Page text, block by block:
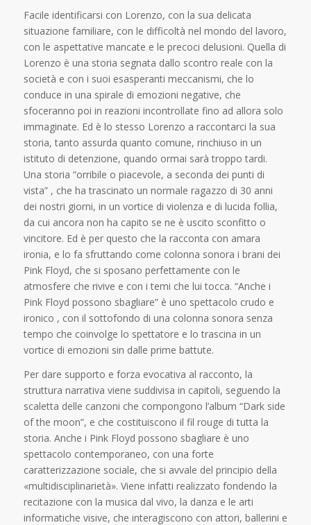
Facile identificarsi con Lorenzo, con la sua delicata
situazione familiare, con le difficoltà nel mondo del lavoro,
con le aspettative mancate e le precoci delusioni. Quella di
Lorenzo è una storia segnata dallo scontro reale con la
società e con i suoi esasperanti meccanismi, che lo
conduce in una spirale di emozioni negative, che
sfoceranno poi in reazioni incontrollate fino ad allora solo
immaginate. Ed è lo stesso Lorenzo a raccontarci la sua
storia, tanto assurda quanto comune, rinchiuso in un
istituto di detenzione, quando ormai sarà troppo tardi.
Una storia “orribile o piacevole, a seconda dei punti di
vista” , che ha trascinato un normale ragazzo di 30 anni
dei nostri giorni, in un vortice di violenza e di lucida follia,
da cui ancora non ha capito se ne è uscito sconfitto o
vincitore. Ed è per questo che la racconta con amara
ironia, e lo fa sfruttando come colonna sonora i brani dei
Pink Floyd, che si sposano perfettamente con le
atmosfere che rivive e con i temi che lui tocca. “Anche i
Pink Floyd possono sbagliare” è uno spettacolo crudo e
ironico , con il sottofondo di una colonna sonora senza
tempo che coinvolge lo spettatore e lo trascina in un
vortice di emozioni sin dalle prime battute.
Per dare supporto e forza evocativa al racconto, la
struttura narrativa viene suddivisa in capitoli, seguendo la
scaletta delle canzoni che compongono l’album “Dark side
of the moon”, e che costituiscono il fil rouge di tutta la
storia. Anche i Pink Floyd possono sbagliare è uno
spettacolo contemporaneo, con una forte
caratterizzazione sociale, che si avvale del principio della
«multidisciplinarietà». Viene infatti realizzato fondendo la
recitazione con la musica dal vivo, la danza e le arti
informatiche visive, che interagiscono con attori, ballerini e